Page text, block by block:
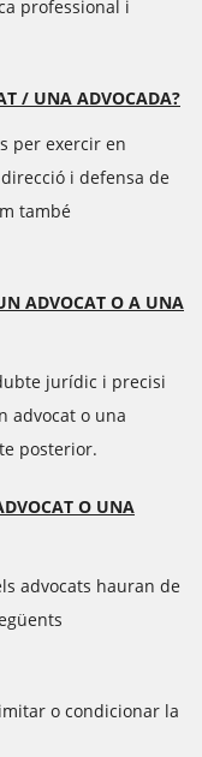
professional i
/ UNA ADVOCADA?
per exercir en
i defensa de
també
ADVOCAT O A UNA
jurídic i precisi
advocat o una
posterior.
O UNA
advocats hauran de
o condicionar la